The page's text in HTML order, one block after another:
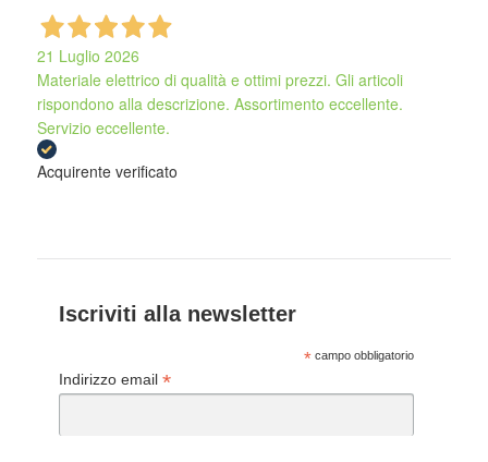
21 Luglio 2026
Materiale elettrico di qualità e ottimi prezzi. Gli articoli
rispondono alla descrizione. Assortimento eccellente.
Servizio eccellente.
Acquirente verificato
Iscriviti alla newsletter
* campo obbligatorio
Indirizzo email *